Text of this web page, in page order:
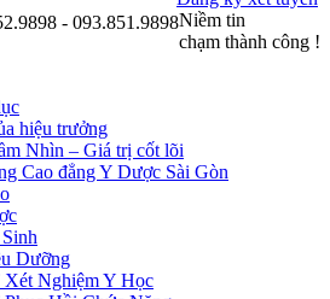
Niềm tin
chạm thành công !
- 093.851.9898
hiệu trưởng
Nhìn – Giá trị cốt lõi
Cao đẳng Y Dược Sài Gòn
Dưỡng
Xét Nghiệm Y Học